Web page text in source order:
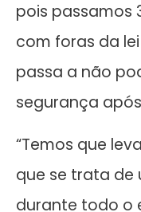
pois passamos
com foras da
passa a não
segurança
“Temos que
que se trata de
durante todo o